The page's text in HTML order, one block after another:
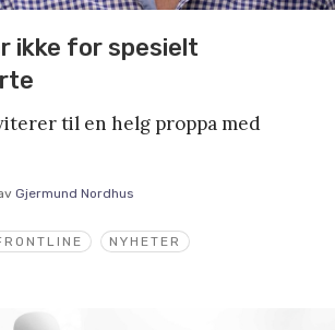
NYHETER
ikke for spesielt
til en helg proppa med
Gjermund Nordhus